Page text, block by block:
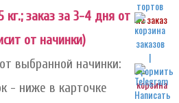
на заказ
корзина
заказ за 3-4 дня от
от начинки)
выбранной начинки:
- ниже в карточке